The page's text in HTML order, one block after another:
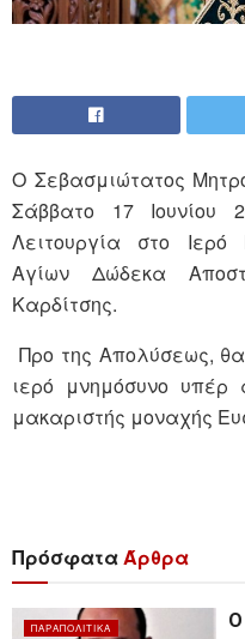
Ο Σεβασμιώτατος
Σάββατο 17 Ιουνίου
Λειτουργία στο Ιερό
Αγίων Δώδεκα
Καρδίτσης.
Προ της Απολύσεως,
ιερό μνημόσυνο
μακαριστής μοναχής
ΠρόσφαταΆρθρα
ΠΑΡΑΠΟΛΙΤΙΚΆ
Ο